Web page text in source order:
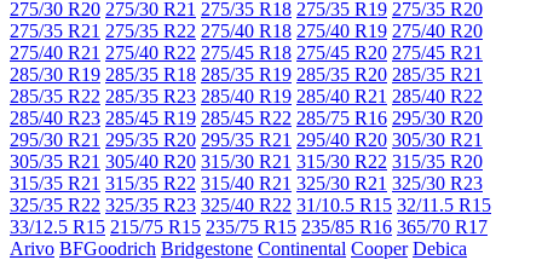
275/30 R20 275/30 R21 275/35 R18 275/35 R19 275/35 R20
275/35 R21 275/35 R22 275/40 R18 275/40 R19 275/40 R20
275/40 R21 275/40 R22 275/45 R18 275/45 R20 275/45 R21
285/30 R19 285/35 R18 285/35 R19 285/35 R20 285/35 R21
285/35 R22 285/35 R23 285/40 R19 285/40 R21 285/40 R22
285/40 R23 285/45 R19 285/45 R22 285/75 R16 295/30 R20
295/30 R21 295/35 R20 295/35 R21 295/40 R20 305/30 R21
305/35 R21 305/40 R20 315/30 R21 315/30 R22 315/35 R20
315/35 R21 315/35 R22 315/40 R21 325/30 R21 325/30 R23
325/35 R22 325/35 R23 325/40 R22 31/10.5 R15 32/11.5 R15
33/12.5 R15 215/75 R15 235/75 R15 235/85 R16 365/70 R17
Arivo BFGoodrich Bridgestone Continental Cooper Debica